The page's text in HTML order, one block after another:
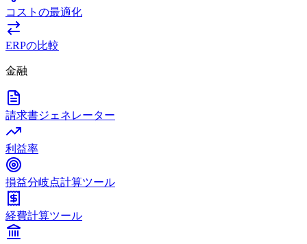
コストの最適化
ERPの比較
金融
請求書ジェネレーター
利益率
損益分岐点計算ツール
経費計算ツール